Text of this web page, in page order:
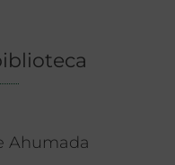
Ahumada